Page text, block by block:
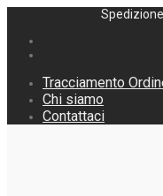
Tracciamento
Chi siamo
Contattaci